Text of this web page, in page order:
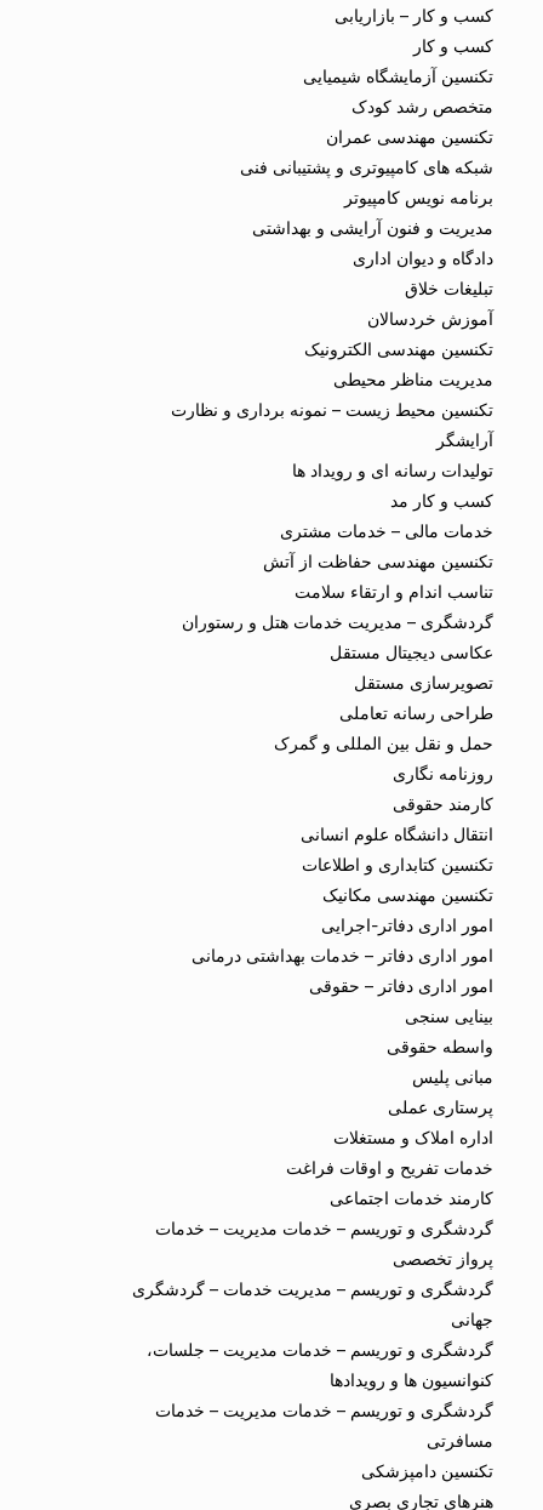
کسب و کار – بازاریابی
کسب و کار
تکنسین آزمایشگاه شیمیایی
متخصص رشد کودک
تکنسین مهندسی عمران
شبکه های کامپیوتری و پشتیبانی فنی
برنامه نویس کامپیوتر
مدیریت و فنون آرایشی و بهداشتی
دادگاه و دیوان اداری
تبلیغات خلاق
آموزش خردسالان
تکنسین مهندسی الکترونیک
مدیریت مناظر محیطی
تکنسین محیط زیست – نمونه برداری و نظارت
آرایشگر
تولیدات رسانه ای و رویداد ها
کسب و کار مد
خدمات مالی – خدمات مشتری
تکنسین مهندسی حفاظت از آتش
تناسب اندام و ارتقاء سلامت
گردشگری – مدیریت خدمات هتل و رستوران
عکاسی دیجیتال مستقل
تصویرسازی مستقل
طراحی رسانه تعاملی
حمل و نقل بین المللی و گمرک
روزنامه نگاری
کارمند حقوقی
انتقال دانشگاه علوم انسانی
تکنسین کتابداری و اطلاعات
تکنسین مهندسی مکانیک
امور اداری دفاتر-اجرایی
امور اداری دفاتر – خدمات بهداشتی درمانی
امور اداری دفاتر – حقوقی
بینایی سنجی
واسطه حقوقی
مبانی پلیس
پرستاری عملی
اداره املاک و مستغلات
خدمات تفریح و اوقات فراغت
کارمند خدمات اجتماعی
گردشگری و توریسم – خدمات مدیریت – خدمات
پرواز تخصصی
گردشگری و توریسم – مدیریت خدمات – گردشگری
جهانی
گردشگری و توریسم – خدمات مدیریت – جلسات،
کنوانسیون ها و رویدادها
گردشگری و توریسم – خدمات مدیریت – خدمات
مسافرتی
تکنسین دامپزشکی
هنرهای تجاری بصری